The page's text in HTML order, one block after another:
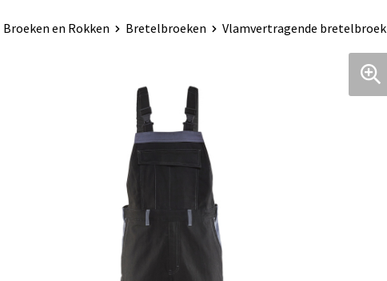
Broeken en Rokken Bretelbroeken Vlamvertragende bretelbroek